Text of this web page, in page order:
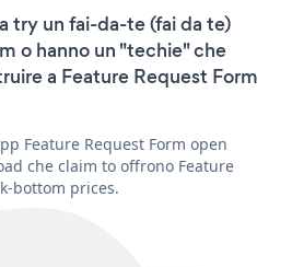
try un fai-da-te (fai da te)
o hanno un "techie" che
a Feature Request Form
Feature Request Form open
che claim to offrono Feature
bottom prices.